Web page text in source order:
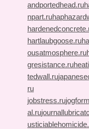
andportedhead.ru
npart.ru
hartlaubgoose.ru
ousatmosphere.ru
gresistance.ru
tedwall.ru
ru
jobstress.ru
al.ru